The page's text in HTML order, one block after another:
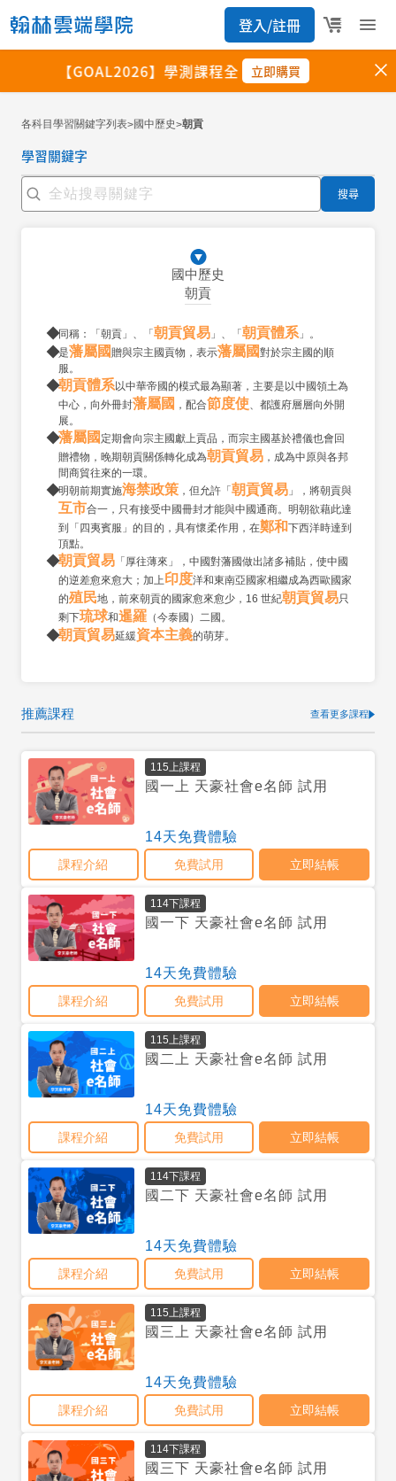
各科目學習關鍵字列表>國中歷史>朝貢
學習關鍵字
搜尋
國中歷史
朝貢
同稱：「朝貢」、「 朝貢貿易 」、「 朝貢體系」。
是藩屬國贈與宗主國貢物，表示藩屬國對於宗主國的順
服。
朝貢體系以中華帝國的模式最為顯著，主要是以中國領土為
中心，向外冊封藩屬國 ，配合節度使、都護府層層向外開
展。
藩屬國 定期會向宗主國獻上貢品，而宗主國基於禮儀也會回
贈禮物，晚期朝貢關係轉化成為朝貢貿易 ，成為中原與各邦
間商貿往來的一環。
明朝前期實施海禁政策 ，但允許「 朝貢貿易 」，將朝貢與
互市合一，只有接受中國冊封才能與中國通商。明朝欲藉此達
到「四夷賓服」的目的，具有懷柔作用，在鄭和下西洋時達到
頂點。
朝貢貿易 「厚往薄來」，中國對藩國做出諸多補貼，使中國
的逆差愈來愈大；加上 印度洋和東南亞國家相繼成為西歐國家
的殖民地，前來朝貢的國家愈來愈少，16 世紀朝貢貿易只
剩下琉球和暹羅 （今泰國）二國。
朝貢貿易延緩資本主義的萌芽。
推薦課程 查看更多課程